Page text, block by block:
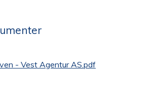
- Vest Agentur AS.pdf